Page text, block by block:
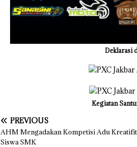
Deklarasi
Kegiatan
PREVIOUS
AHM Mengadakan Kompetisi Adu
Siswa SMK